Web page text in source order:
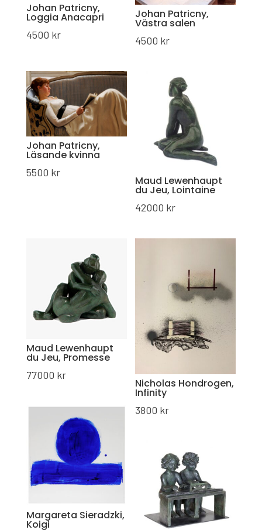
Johan Patricny,
Loggia Anacapri
4500 kr
Johan Patricny,
Västra salen
4500 kr
Johan Patricny,
Läsande kvinna
5500 kr
Maud Lewenhaupt
du Jeu, Lointaine
42000 kr
Maud Lewenhaupt
du Jeu, Promesse
77000 kr
Nicholas Hondrogen,
Infinity
3800 kr
Margareta Sieradzki,
Koigi